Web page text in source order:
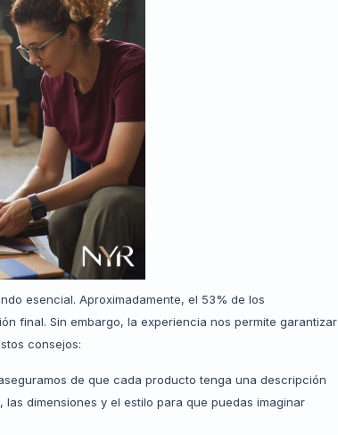
esencial. Aproximadamente, el 53% de los
final. Sin embargo, la experiencia nos permite garantizar
consejos:
de que cada producto tenga una descripción
dimensiones y el estilo para que puedas imaginar